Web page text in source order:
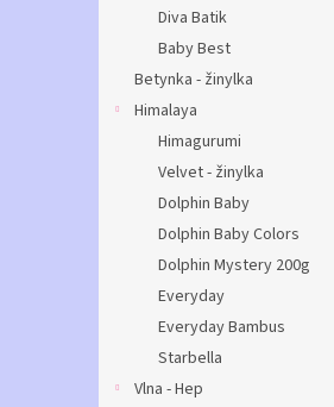
Diva Batik
Baby Best
Betynka - žinylka
Himalaya
Himagurumi
Velvet - žinylka
Dolphin Baby
Dolphin Baby Colors
Dolphin Mystery 200g
Everyday
Everyday Bambus
Starbella
Vlna - Hep